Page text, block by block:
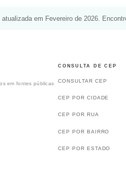
, atualizada em Fevereiro de 2026.
em fontes públicas
CONSULTA DE CEP
CONSULTAR CEP
CEP POR CIDADE
CEP POR RUA
CEP POR BAIRRO
CEP POR ESTADO